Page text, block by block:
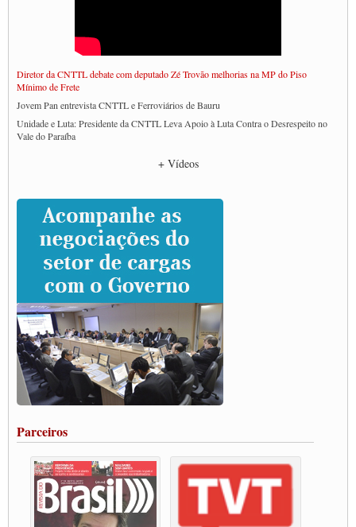
Diretor da CNTTL debate com deputado Zé Trovão melhorias na MP do Piso
Mínimo de Frete
Jovem Pan entrevista CNTTL e Ferroviários de Bauru
Unidade e Luta: Presidente da CNTTL Leva Apoio à Luta Contra o Desrespeito no
Vale do Paraíba
Caminhoneiros prometem paralisação e cobram diálogo com Lula
CNTTL e lideranças de caminhoneiros participam de debate sobre saúde nas
rodovias
Paulinho e Litti debatem política global para transporte rodoviário de cargas na
SUTCRA no Uruguai
Grande Conquista da Categoria transporte de Cargas e Caminhoneiros Autonomos
ENCONTRO INTERNACIONAL EM APOIO A CLASSE TRABALHADORA
DO BRASIL E A ELEIÇÃO 2022
Carta às Brasileiras e aos Brasileiros em Defesa do Estado Democrático de Direito
Paulinho, presidente da CNTTL, faz balanço do 3º Congresso da CNTTL
Caminhoneiros aprovam greve a partir do 1º de novembro
Rodoviários de Feira Santana fazem Assembleia para avaliar proposta de reajuste
salarial
Vacina Já: Lockdown de 24 horas dos trabalhadores em transportes está mantido,
Condutores de Guarulhos farão greve sanitária nesta terça-feira (20)
Paralisação dos Caminhoneiros na #BR285, entrocamento que liga o Mercosul ao
Rio Grande
Caminhoneiros bloqueiam duas faixas na Castello Branco e fazem protesto
+ Vídeos
Parceiros